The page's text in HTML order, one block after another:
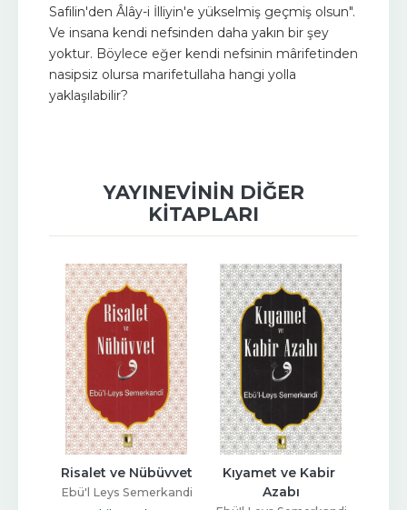
Safilin'den Âlây-i İlliyin'e yükselmiş geçmiş olsun".
Ve insana kendi nefsinden daha yakın bir şey
yoktur. Böylece eğer kendi nefsinin mârifetinden
nasipsiz olursa marifetullaha hangi yolla
yaklaşılabilir?
YAYINEVININ DIĞER
KITAPLARI
Risalet ve Nübüvvet
Ebü'l Leys Semerkandi
Kıyamet ve Kabir
Azabı